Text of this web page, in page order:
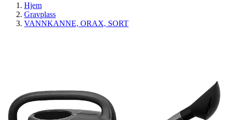
Hjem
Gravplass
VANNKANNE, ORAX, SORT